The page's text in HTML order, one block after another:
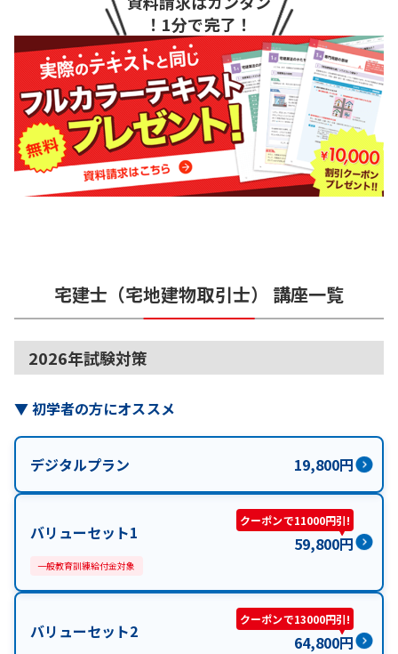
！1分で完了！
宅建士（宅地建物取引士） 講座一覧
2026年試験対策
▼初学者の方にオススメ
デジタルプラン 19,800円
バリューセット1
クーポンで11000円引!
59,800円
一般教育訓練給付金対象
バリューセット2
クーポンで13000円引!
64,800円